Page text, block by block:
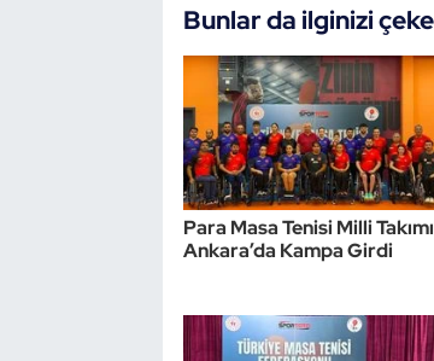
Bunlar da ilginizi
Para Masa Tenisi Milli Takımı
Ankara’da Kampa Girdi